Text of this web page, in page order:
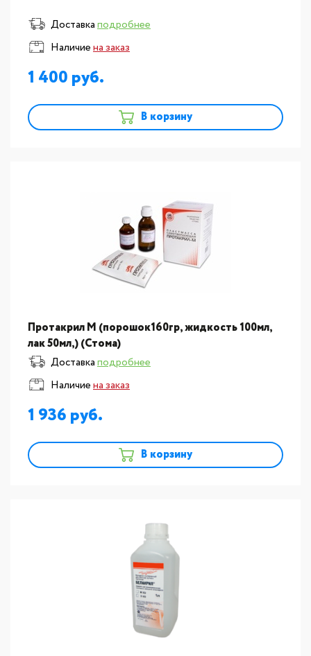
Доставкаподробнее
Наличиена заказ
1 400
В корзину
Протакрил М (порошок160гр, жидкость 100мл,
лак 50мл,) (Стома)
Доставкаподробнее
Наличиена заказ
1 936
В корзину